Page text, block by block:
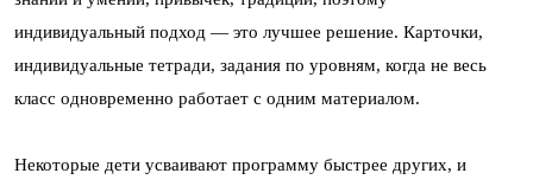
индивидуальный подход — это лучшее решение. Карточки,
индивидуальные тетради, задания по уровням, когда не весь
класс одновременно работает с одним материалом.
Некоторые дети усваивают программу быстрее других, и